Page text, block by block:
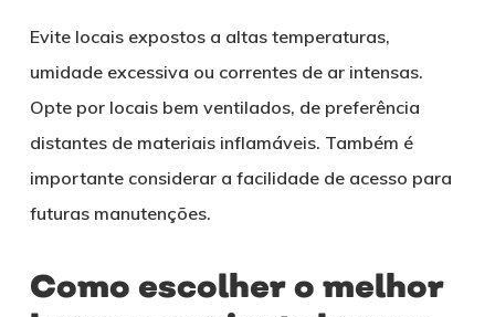
Evite locais expostos a altas temperaturas,
umidade excessiva ou correntes de ar intensas.
Opte por locais bem ventilados, de preferência
distantes de materiais inflamáveis. Também é
importante considerar a facilidade de acesso para
futuras manutenções.
Como escolher o melhor